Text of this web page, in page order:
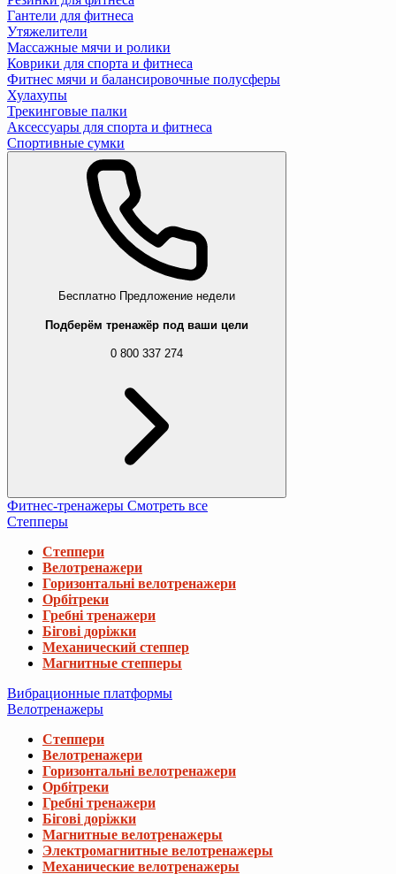
Гантели для фитнеса
Утяжелители
Массажные мячи и ролики
Коврики для спорта и фитнеса
Фитнес мячи и балансировочные полусферы
Хулахупы
Трекинговые палки
Аксессуары для спорта и фитнеса
Спортивные сумки
Бесплатно Предложение недели
Подберём тренажёр под ваши цели
0 800 337 274
Фитнес-тренажеры Смотреть все
Степперы
Степпери
Велотренажери
Горизонтальні велотренажери
Орбітреки
Гребні тренажери
Бігові доріжки
Механический степпер
Магнитные степперы
Вибрационные платформы
Велотренажеры
Степпери
Велотренажери
Горизонтальні велотренажери
Орбітреки
Гребні тренажери
Бігові доріжки
Магнитные велотренажеры
Электромагнитные велотренажеры
Механические велотренажеры